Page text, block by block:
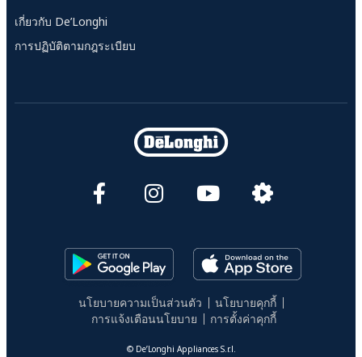
เกี่ยวกับ De’Longhi
การปฏิบัติตามกฎระเบียบ
นโยบายความเป็นส่วนตัว
นโยบายคุกกี้
การแจ้งเตือนนโยบาย
การตั้งค่าคุกกี้
© De’Longhi Appliances S.r.l.